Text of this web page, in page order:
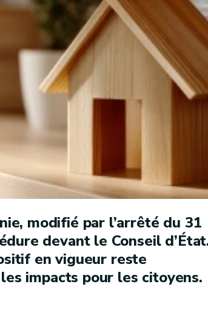
modifié par l’arrêté du 31
devant le Conseil
en vigueur reste
impacts pour les citoyens.